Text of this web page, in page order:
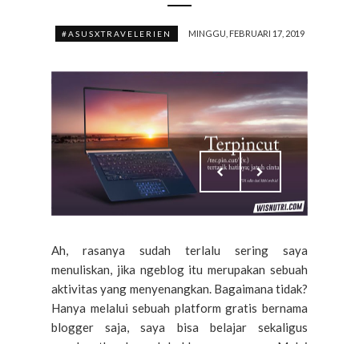
#ASUSXTRAVELERIEN MINGGU, FEBRUARI 17, 2019
Ah, rasanya sudah terlalu sering saya
menuliskan, jika ngeblog itu merupakan sebuah
aktivitas yang menyenangkan. Bagaimana tidak?
Hanya melalui sebuah platform gratis bernama
blogger saja, saya bisa belajar sekaligus